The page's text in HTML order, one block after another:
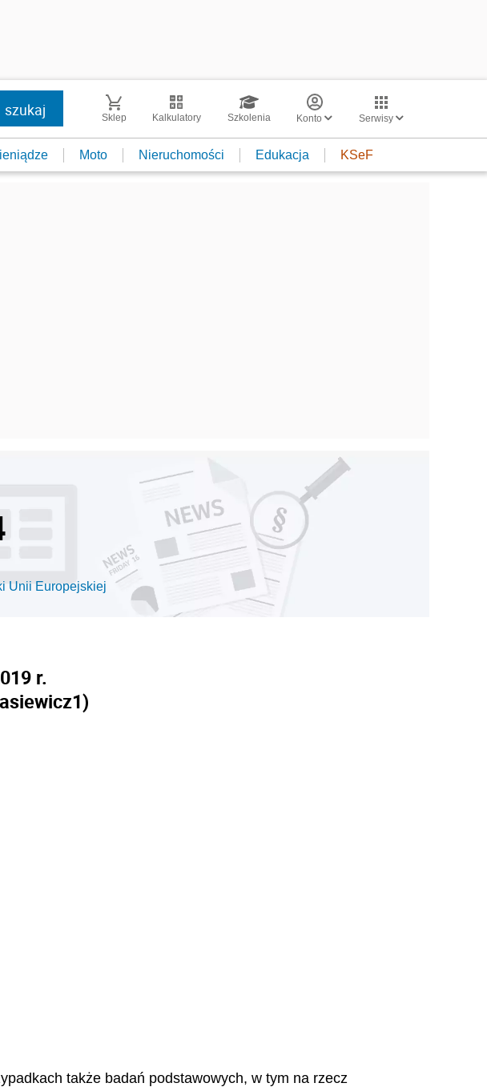
Sklep Kalkulatory Szkolenia Konto Serwisy
Moto Nieruchomości Edukacja KSeF
Unii Europejskiej
r.
1)
także badań podstawowych, w tym na rzecz